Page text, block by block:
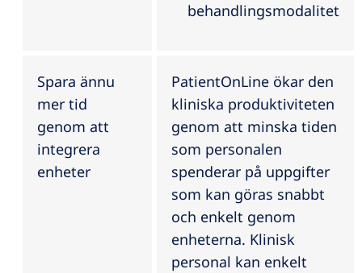
behandlingsmodalitet
Spara ännu
mer tid
genom att
integrera
enheter
PatientOnLine ökar den
kliniska produktiviteten
genom att minska tiden
som personalen
spenderar på uppgifter
som kan göras snabbt
och enkelt genom
enheterna. Klinisk
personal kan enkelt